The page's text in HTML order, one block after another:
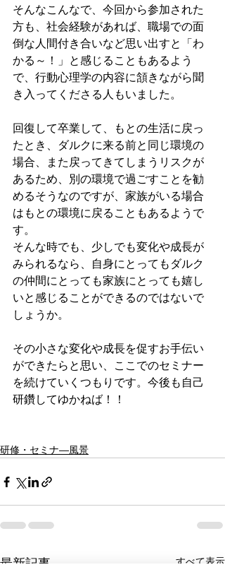
そんなこんなで、今回から参加された
方も、社会経験があれば、職場での面
倒な人間付き合いなど思い出すと「わ
かる～！」と感じることもあるよう
で、行動心理学の内容に頷きながら聞
き入ってくださる人もいました。
回復して卒業して、もとの生活に戻っ
たとき、ダルクに来る前と同じ環境の
場合、また戻ってきてしまうリスクが
あるため、別の環境で過ごすことを勧
めるそうなのですが、家族がいる場合
はもとの環境に戻ることもあるようで
す。
そんな時でも、少しでも変化や成長が
みられるなら、自身にとってもダルク
の仲間にとっても家族にとっても嬉し
いと感じることができるのではないで
しょうか。
その小さな変化や成長を促すお手伝い
ができたらと思い、ここでのセミナー
を続けていくつもりです。今後も自己
研鑽してゆかねば！！
研修・セミナ―風景
最新記事 すべて表示